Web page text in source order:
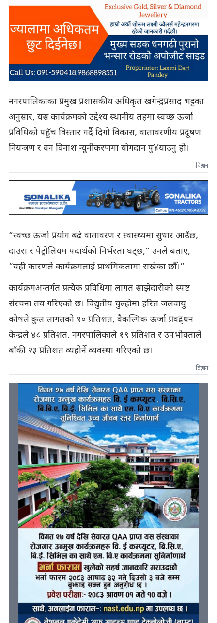
नगरपालिकाका प्रमुख प्रशासकीय अधिकृत खगेन्द्रप्रसाद भट्टका
अनुसार, यस कार्यक्रमको उद्देश्य स्थानीय तहमा स्वच्छ ऊर्जा
प्रविधिको पहुँच विस्तार गर्दै दिगो विकास, वातावरणीय प्रदूषण
नियन्त्रण र वन विनाश न्यूनीकरणमा योगदान पु¥याउनु हो।
विज्ञापन
“स्वच्छ ऊर्जा प्रयोग बढे वातावरण र स्वास्थ्यमा सुधार आउँछ,
दाउरा र पेट्रोलियम पदार्थको निर्भरता घट्छ,” उनले बताए,
“यही कारणले कार्यक्रमलाई प्राथमिकतामा राखेका छौँ।”
कार्यक्रमअन्तर्गत प्रत्येक प्रविधिमा लागत साझेदारीको स्पष्ट
संरचना तय गरिएको छ। विद्युतीय चुल्होमा हरित जलवायु
कोषले कुल लागतको १० प्रतिशत, वैकल्पिक ऊर्जा प्रवद्र्धन
केन्द्रले ४८ प्रतिशत, नगरपालिकाले १९ प्रतिशत र उपभोक्ताले
बाँकी २३ प्रतिशत व्यहोर्ने व्यवस्था गरिएको छ।
विज्ञापन